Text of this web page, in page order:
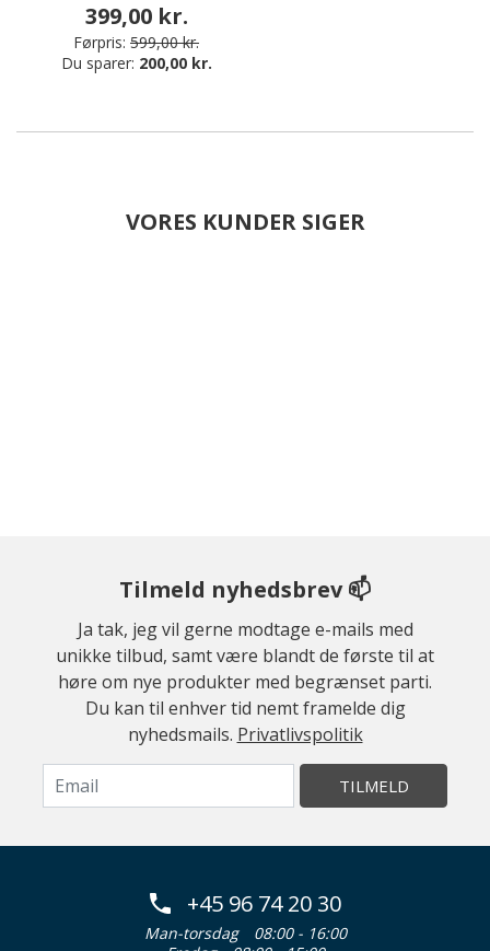
399,00 kr.
Førpris: 599,00 kr.
Du sparer: 200,00 kr.
VORES KUNDER SIGER
Tilmeld nyhedsbrev 📫
Ja tak, jeg vil gerne modtage e-mails med
unikke tilbud, samt være blandt de første til at
høre om nye produkter med begrænset parti.
Du kan til enhver tid nemt framelde dig
nyhedsmails. Privatlivspolitik
TILMELD
+45 96 74 20 30
Man-torsdag
08:00 - 16:00